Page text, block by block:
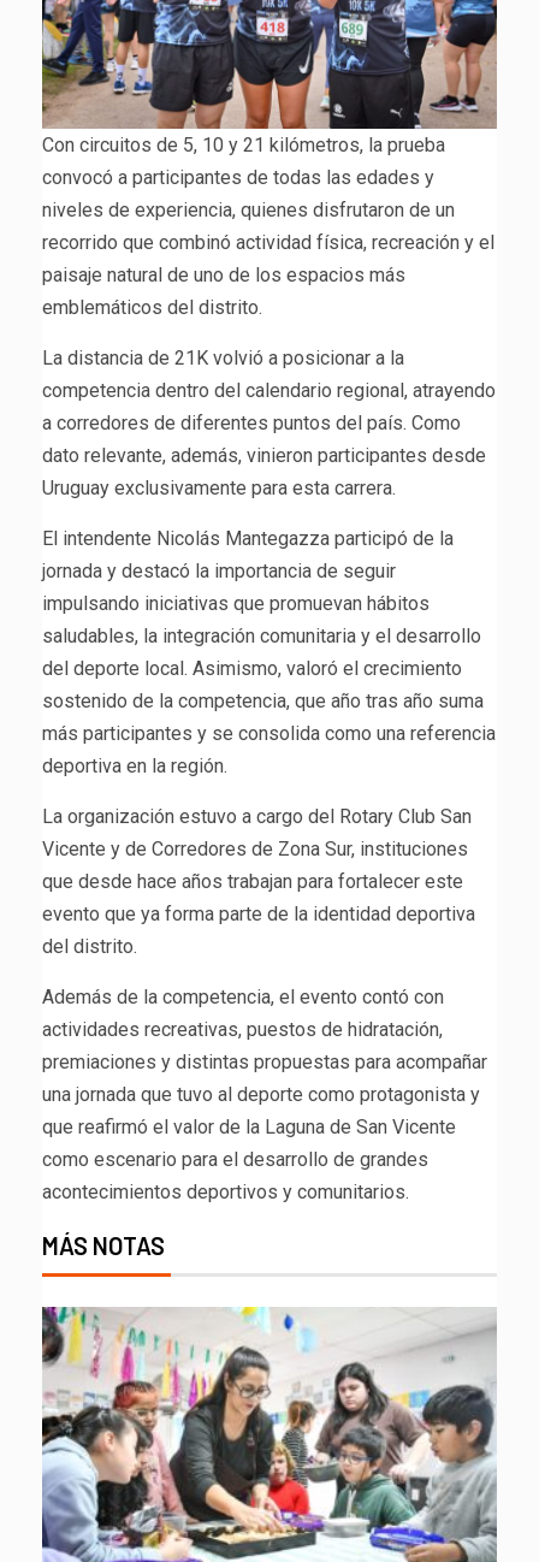
Con circuitos de 5, 10 y 21 kilómetros, la prueba
convocó a participantes de todas las edades y
niveles de experiencia, quienes disfrutaron de un
recorrido que combinó actividad física, recreación y el
paisaje natural de uno de los espacios más
emblemáticos del distrito.
La distancia de 21K volvió a posicionar a la
competencia dentro del calendario regional, atrayendo
a corredores de diferentes puntos del país. Como
dato relevante, además, vinieron participantes desde
Uruguay exclusivamente para esta carrera.
El intendente Nicolás Mantegazza participó de la
jornada y destacó la importancia de seguir
impulsando iniciativas que promuevan hábitos
saludables, la integración comunitaria y el desarrollo
del deporte local. Asimismo, valoró el crecimiento
sostenido de la competencia, que año tras año suma
más participantes y se consolida como una referencia
deportiva en la región.
La organización estuvo a cargo del Rotary Club San
Vicente y de Corredores de Zona Sur, instituciones
que desde hace años trabajan para fortalecer este
evento que ya forma parte de la identidad deportiva
del distrito.
Además de la competencia, el evento contó con
actividades recreativas, puestos de hidratación,
premiaciones y distintas propuestas para acompañar
una jornada que tuvo al deporte como protagonista y
que reafirmó el valor de la Laguna de San Vicente
como escenario para el desarrollo de grandes
acontecimientos deportivos y comunitarios.
MÁS NOTAS